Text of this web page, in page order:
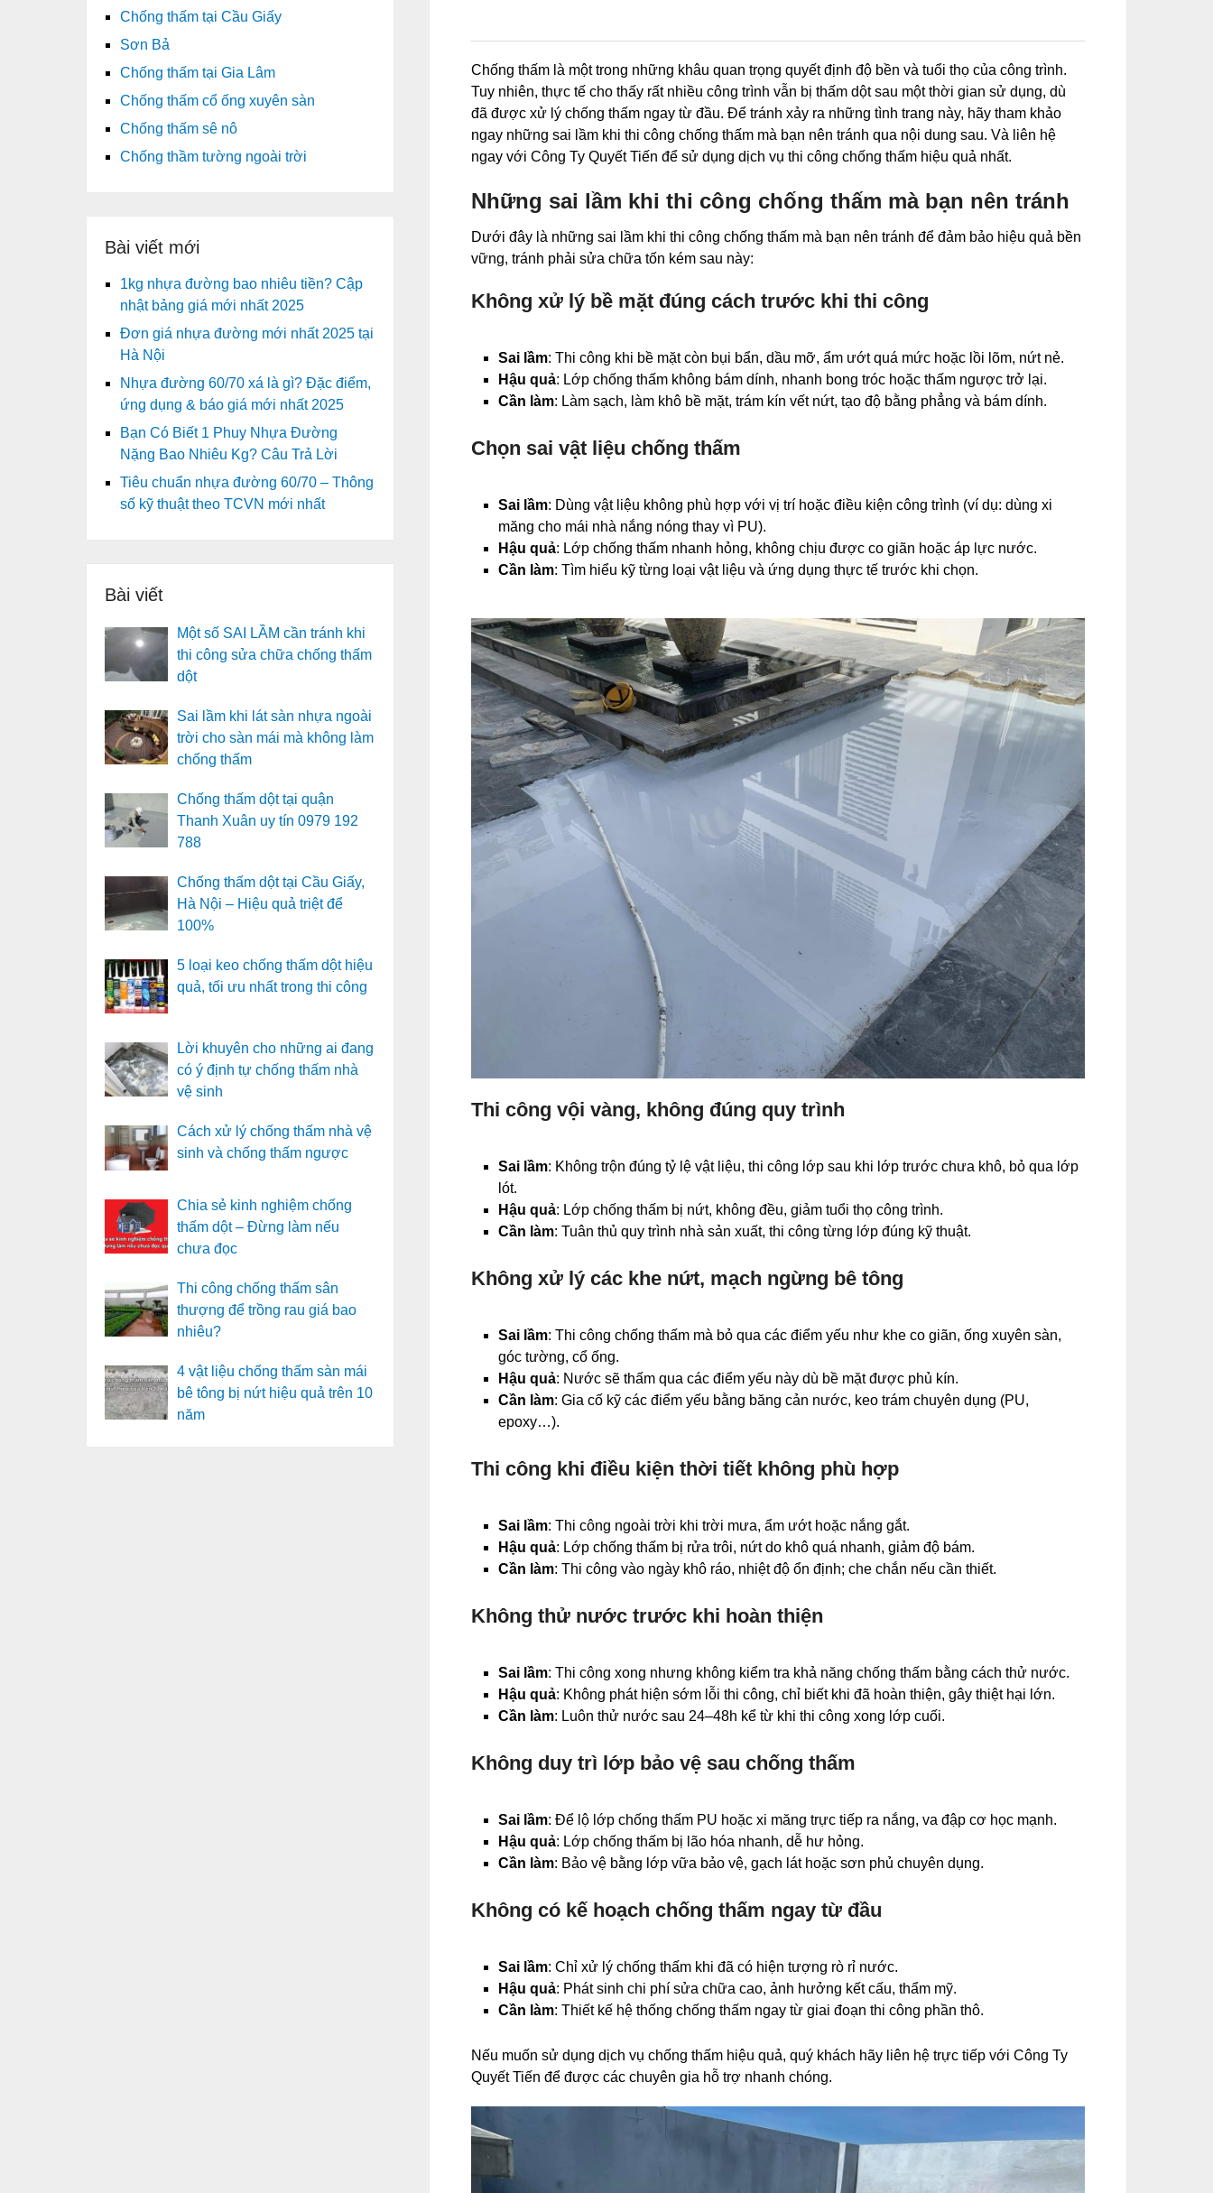
Chống thấm là một trong những khâu quan trọng quyết định độ bền và tuổi thọ của công trình.
Tuy nhiên, thực tế cho thấy rất nhiều công trình vẫn bị thấm dột sau một thời gian sử dụng, dù
đã được xử lý chống thấm ngay từ đầu. Để tránh xảy ra những tình trang này, hãy tham khảo
ngay những sai lầm khi thi công chống thấm mà bạn nên tránh qua nội dung sau. Và liên hệ
ngay với Công Ty Quyết Tiến để sử dụng dịch vụ thi công chống thấm hiệu quả nhất.
Những sai lầm khi thi công chống thấm mà bạn nên tránh
Dưới đây là những sai lầm khi thi công chống thấm mà bạn nên tránh để đảm bảo hiệu quả bền
vững, tránh phải sửa chữa tốn kém sau này:
Không xử lý bề mặt đúng cách trước khi thi công
Sai lầm: Thi công khi bề mặt còn bụi bẩn, dầu mỡ, ẩm ướt quá mức hoặc lồi lõm, nứt nẻ.
Hậu quả: Lớp chống thấm không bám dính, nhanh bong tróc hoặc thấm ngược trở lại.
Cần làm: Làm sạch, làm khô bề mặt, trám kín vết nứt, tạo độ bằng phẳng và bám dính.
Chọn sai vật liệu chống thấm
Sai lầm: Dùng vật liệu không phù hợp với vị trí hoặc điều kiện công trình (ví dụ: dùng xi
măng cho mái nhà nắng nóng thay vì PU).
Hậu quả: Lớp chống thấm nhanh hỏng, không chịu được co giãn hoặc áp lực nước.
Cần làm: Tìm hiểu kỹ từng loại vật liệu và ứng dụng thực tế trước khi chọn.
Thi công vội vàng, không đúng quy trình
Sai lầm: Không trộn đúng tỷ lệ vật liệu, thi công lớp sau khi lớp trước chưa khô, bỏ qua lớp
lót.
Hậu quả: Lớp chống thấm bị nứt, không đều, giảm tuổi thọ công trình.
Cần làm: Tuân thủ quy trình nhà sản xuất, thi công từng lớp đúng kỹ thuật.
Không xử lý các khe nứt, mạch ngừng bê tông
Sai lầm: Thi công chống thấm mà bỏ qua các điểm yếu như khe co giãn, ống xuyên sàn,
góc tường, cổ ống.
Hậu quả: Nước sẽ thấm qua các điểm yếu này dù bề mặt được phủ kín.
Cần làm: Gia cố kỹ các điểm yếu bằng băng cản nước, keo trám chuyên dụng (PU,
epoxy…).
Thi công khi điều kiện thời tiết không phù hợp
Sai lầm: Thi công ngoài trời khi trời mưa, ẩm ướt hoặc nắng gắt.
Hậu quả: Lớp chống thấm bị rửa trôi, nứt do khô quá nhanh, giảm độ bám.
Cần làm: Thi công vào ngày khô ráo, nhiệt độ ổn định; che chắn nếu cần thiết.
Không thử nước trước khi hoàn thiện
Sai lầm: Thi công xong nhưng không kiểm tra khả năng chống thấm bằng cách thử nước.
Hậu quả: Không phát hiện sớm lỗi thi công, chỉ biết khi đã hoàn thiện, gây thiệt hại lớn.
Cần làm: Luôn thử nước sau 24–48h kể từ khi thi công xong lớp cuối.
Không duy trì lớp bảo vệ sau chống thấm
Sai lầm: Để lộ lớp chống thấm PU hoặc xi măng trực tiếp ra nắng, va đập cơ học mạnh.
Hậu quả: Lớp chống thấm bị lão hóa nhanh, dễ hư hỏng.
Cần làm: Bảo vệ bằng lớp vữa bảo vệ, gạch lát hoặc sơn phủ chuyên dụng.
Không có kế hoạch chống thấm ngay từ đầu
Sai lầm: Chỉ xử lý chống thấm khi đã có hiện tượng rò rỉ nước.
Hậu quả: Phát sinh chi phí sửa chữa cao, ảnh hưởng kết cấu, thẩm mỹ.
Cần làm: Thiết kế hệ thống chống thấm ngay từ giai đoạn thi công phần thô.
Nếu muốn sử dụng dịch vụ chống thấm hiệu quả, quý khách hãy liên hệ trực tiếp với Công Ty
Quyết Tiến để được các chuyên gia hỗ trợ nhanh chóng.
Chống thấm tại Cầu Giấy
Sơn Bả
Chống thấm tại Gia Lâm
Chống thấm cổ ống xuyên sàn
Chống thấm sê nô
Chống thầm tường ngoài trời
Bài viết mới
1kg nhựa đường bao nhiêu tiền? Cập
nhật bảng giá mới nhất 2025
Đơn giá nhựa đường mới nhất 2025 tại
Hà Nội
Nhựa đường 60/70 xá là gì? Đặc điểm,
ứng dụng & báo giá mới nhất 2025
Bạn Có Biết 1 Phuy Nhựa Đường
Nặng Bao Nhiêu Kg? Câu Trả Lời
Tiêu chuẩn nhựa đường 60/70 – Thông
số kỹ thuật theo TCVN mới nhất
Bài viết
Một số SAI LẦM cần tránh khi
thi công sửa chữa chống thấm
dột
Sai lầm khi lát sàn nhựa ngoài
trời cho sàn mái mà không làm
chống thấm
Chống thấm dột tại quận
Thanh Xuân uy tín 0979 192
788
Chống thấm dột tại Cầu Giấy,
Hà Nội – Hiệu quả triệt để
100%
5 loại keo chống thấm dột hiệu
quả, tối ưu nhất trong thi công
Lời khuyên cho những ai đang
có ý định tự chống thấm nhà
vệ sinh
Cách xử lý chống thấm nhà vệ
sinh và chống thấm ngược
Chia sẻ kinh nghiệm chống
thấm dột – Đừng làm nếu
chưa đọc
Thi công chống thấm sân
thượng để trồng rau giá bao
nhiêu?
4 vật liệu chống thấm sàn mái
bê tông bị nứt hiệu quả trên 10
năm